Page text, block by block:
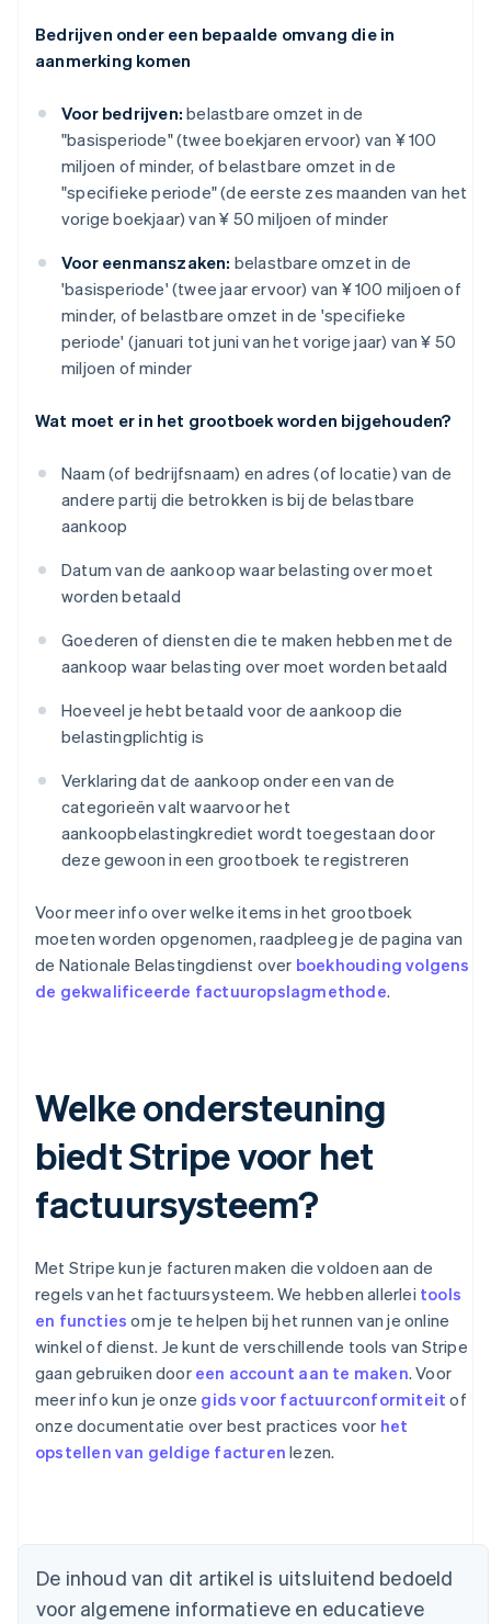
Bedrijven onder een bepaalde omvang die in
aanmerking komen
Voor bedrijven: belastbare omzet in de
"basisperiode" (twee boekjaren ervoor) van ¥ 100
miljoen of minder, of belastbare omzet in de
"specifieke periode" (de eerste zes maanden van het
vorige boekjaar) van ¥ 50 miljoen of minder
Voor eenmanszaken: belastbare omzet in de
'basisperiode' (twee jaar ervoor) van ¥ 100 miljoen of
minder, of belastbare omzet in de 'specifieke
periode' (januari tot juni van het vorige jaar) van ¥ 50
miljoen of minder
Wat moet er in het grootboek worden bijgehouden?
Naam (of bedrijfsnaam) en adres (of locatie) van de
andere partij die betrokken is bij de belastbare
aankoop
Datum van de aankoop waar belasting over moet
worden betaald
Goederen of diensten die te maken hebben met de
aankoop waar belasting over moet worden betaald
Hoeveel je hebt betaald voor de aankoop die
belastingplichtig is
Verklaring dat de aankoop onder een van de
categorieën valt waarvoor het
aankoopbelastingkrediet wordt toegestaan door
deze gewoon in een grootboek te registreren
Voor meer info over welke items in het grootboek
moeten worden opgenomen, raadpleeg je de pagina van
de Nationale Belastingdienst over boekhouding volgens
de gekwalificeerde factuuropslagmethode.
Welke ondersteuning
biedt Stripe voor het
factuursysteem?
Met Stripe kun je facturen maken die voldoen aan de
regels van het factuursysteem. We hebben allerlei tools
en functies om je te helpen bij het runnen van je online
winkel of dienst. Je kunt de verschillende tools van Stripe
gaan gebruiken door een account aan te maken. Voor
meer info kun je onze gids voor factuurconformiteit of
onze documentatie over best practices voor het
opstellen van geldige facturen lezen.
De inhoud van dit artikel is uitsluitend bedoeld
voor algemene informatieve en educatieve
Australië
English
België
NederlandsFrançaisDeutschEnglish